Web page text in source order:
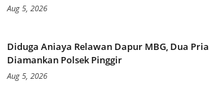
Aug 5, 2026
Diduga Aniaya Relawan Dapur MBG, Dua Pria
Diamankan Polsek Pinggir
Aug 5, 2026